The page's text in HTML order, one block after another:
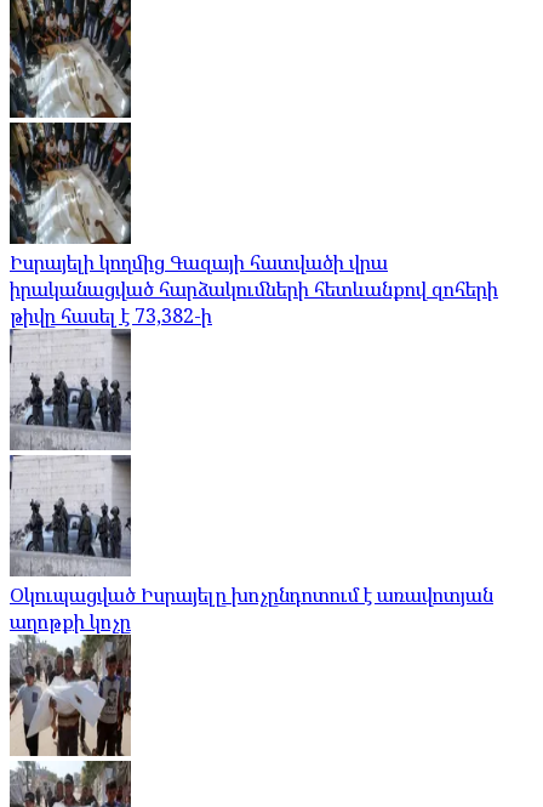
Իսրայելի կողմից Գազայի հատվածի վրա
իրականացված հարձակումների հետևանքով զոհերի
թիվը հասել է 73,382-ի
Օկուպացված Իսրայելը խոչընդոտում է առավոտյան
աղոթքի կոչը